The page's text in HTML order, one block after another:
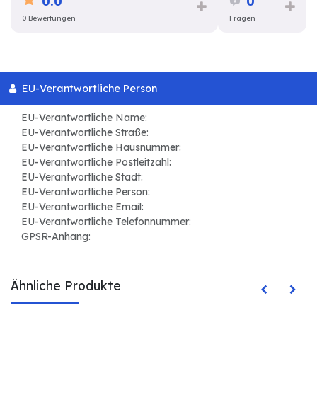
0 Bewertungen Fragen
EU-Verantwortliche Person
EU-Verantwortliche Name:
EU-Verantwortliche Straße:
EU-Verantwortliche Hausnummer:
EU-Verantwortliche Postleitzahl:
EU-Verantwortliche Stadt:
EU-Verantwortliche Person:
EU-Verantwortliche Email:
EU-Verantwortliche Telefonnummer:
GPSR-Anhang:
Ähnliche Produkte